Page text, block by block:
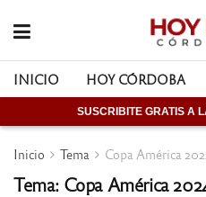
INICIO HOY CÓRDOBA
SUSCRIBITE GRATIS A
Inicio Tema Copa América
Tema: Copa América